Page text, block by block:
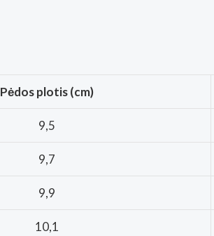
Pėdos plotis (cm)
9,5
9,7
9,9
10,1